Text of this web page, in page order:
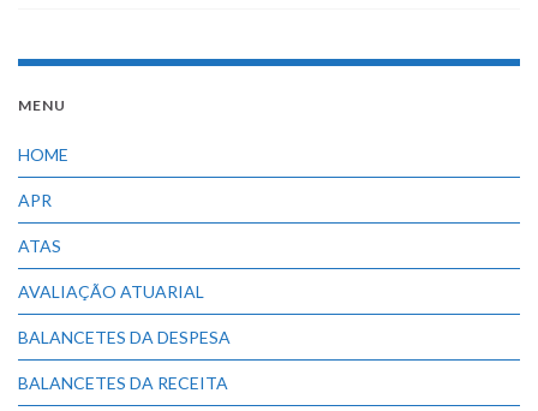
MENU
HOME
APR
ATAS
AVALIAÇÃO ATUARIAL
BALANCETES DA DESPESA
BALANCETES DA RECEITA